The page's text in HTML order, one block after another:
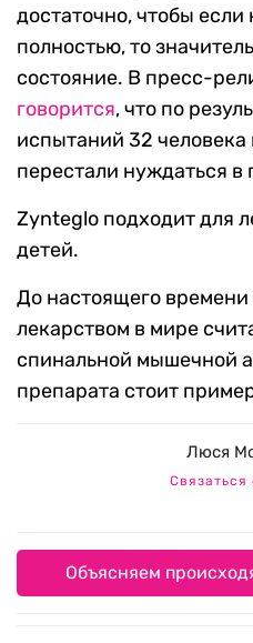
достаточно, чтобы если
полностью, то
состояние. В пресс-
говорится, что по
испытаний 32 человека
перестали нуждаться в
Zynteglo подходит для
детей.
До настоящего
лекарством в мире
спинальной мышечной
препарата стоит
Люся
Связаться
Объясняем